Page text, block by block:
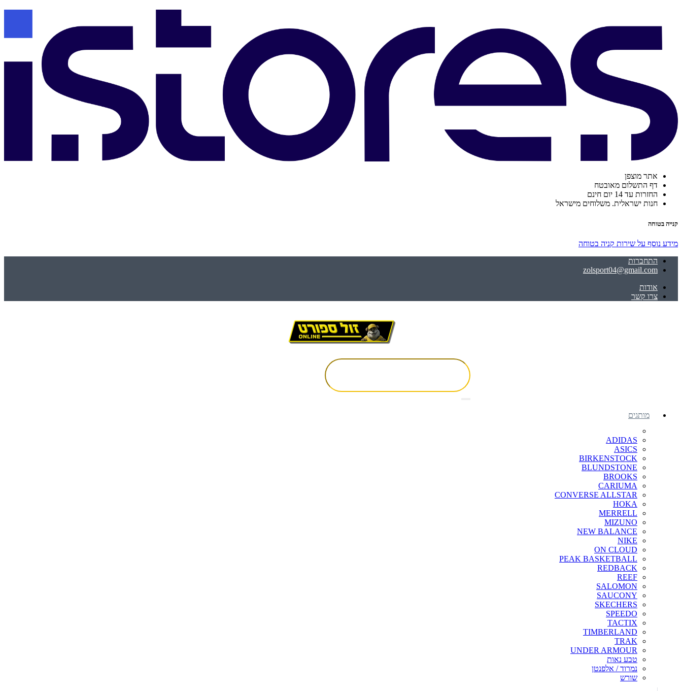
אתר מוצפן
דף התשלום מאובטח
החזרות עד 14 יום חינם
חנות ישראלית. משלוחים מישראל
קנייה בטוחה
מידע נוסף על שירות קניה בטוחה
התחברות
zolsport04@gmail.com
אודות
צרו קשר
מותגים
ADIDAS
ASICS
BIRKENSTOCK
BLUNDSTONE
BROOKS
CARIUMA
CONVERSE ALLSTAR
HOKA
MERRELL
MIZUNO
NEW BALANCE
NIKE
ON CLOUD
PEAK BASKETBALL
REDBACK
REEF
SALOMON
SAUCONY
SKECHERS
SPEEDO
TACTIX
TIMBERLAND
TRAK
UNDER ARMOUR
טבע נאות
נמרוד / אלפנטן
שורש